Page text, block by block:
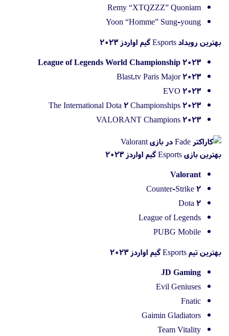
Remy “XTQZZZ” Quoniam
Yoon “Homme” Sung-young
بهترین رویداد Esports گیم اواردز 2023
2023 League of Legends World Championship
Blast.tv Paris Major 2023
EVO 2023
The International Dota 2 Championships 2023
VALORANT Champions 2023
بهترین بازی Esports گیم اواردز 2023
Valorant
Counter-Strike 2
Dota 2
League of Legends
PUBG Mobile
بهترین تیم Esports گیم اواردز 2023
JD Gaming
Evil Geniuses
Fnatic
Gaimin Gladiators
Team Vitality